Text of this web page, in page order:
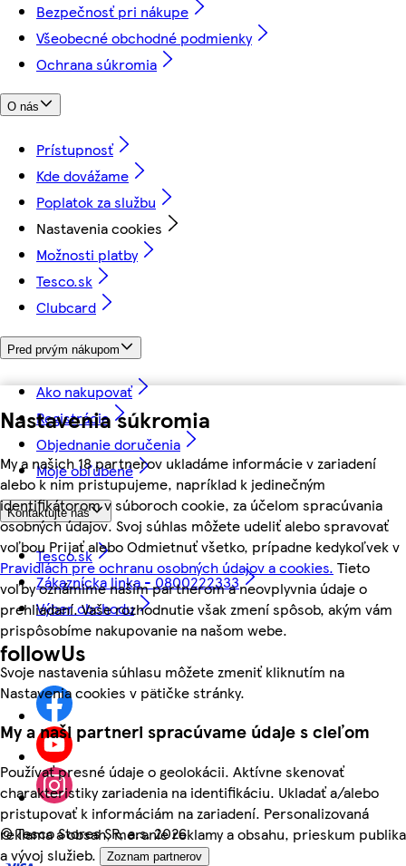
Nastavenia súkromia
My a našich 18 partnerov ukladáme informácie v zariadení
alebo k nim pristupujeme, napríklad k jedinečným
identifikátorom v súboroch cookie, za účelom spracúvania
osobných údajov. Svoj súhlas môžete udeliť alebo spravovať
voľbou Prijať alebo Odmietnuť všetko, prípadne kedykoľvek v
Pravidlách pre ochranu osobných údajov a cookies. Tieto
voľby oznámime našim partnerom a neovplyvnia údaje o
prehliadaní. Vaše rozhodnutie však zmení spôsob, akým vám
prispôsobíme nakupovanie na našom webe.
Svoje nastavenia súhlasu môžete zmeniť kliknutím na
Nastavenia cookies v pätičke stránky.
My a naši partneri spracúvame údaje s cieľom
Používať presné údaje o geolokácii. Aktívne skenovať
charakteristiky zariadenia na identifikáciu. Ukladať a/alebo
pristupovať k informáciám na zariadení. Personalizovaná
reklama a obsah, meranie reklamy a obsahu, prieskum publika
a vývoj služieb.
Zoznam partnerov
Bezpečnosť pri nákupe
Všeobecné obchodné podmienky
Ochrana súkromia
O nás
Prístupnosť
Kde dovážame
Poplatok za službu
Nastavenia cookies
Možnosti platby
Tesco.sk
Clubcard
Pred prvým nákupom
Ako nakupovať
Registrácia
Objednanie doručenia
Moje obľúbené
Kontaktujte nás
Tesco.sk
Zákaznícka linka - 0800222333
Výber obchodu
followUs
©Tesco Stores SR, a.s. 2026